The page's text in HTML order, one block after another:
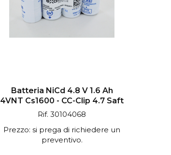
Batteria NiCd 4.8 V 1.6 Ah
4VNT Cs1600 - CC-Clip 4.7 Saft
Rif. 30104068
Prezzo: si prega di richiedere un
preventivo.